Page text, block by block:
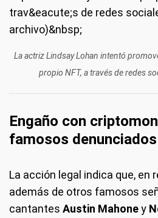
La actriz Lindsay Lohan intentó
propio NFT, a través de redes
Engaño con
famosos denunciados
La acción legal indica que, en
además de otros famosos
cantantes Austin Mahoney